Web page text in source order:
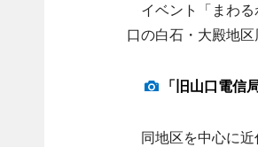
イベント「まわる
口の白石・大殿地
「旧山口電信
同地区を中心に近